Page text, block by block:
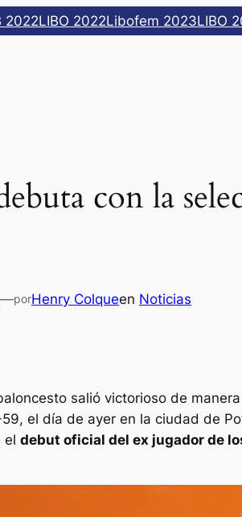
2022LIBO 2022Libofem 2023LIBO
con la
—porHenry Colqueen Noticias
salió victorioso de
el día de ayer en la ciudad de
el debut oficial del ex jugador de